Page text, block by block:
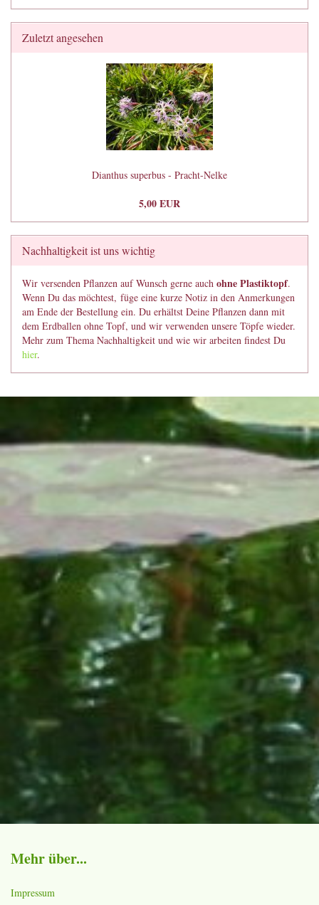
Zuletzt angesehen
Dianthus superbus - Pracht-Nelke
5,00 EUR
Nachhaltigkeit ist uns wichtig
Wir versenden Pflanzen auf Wunsch gerne auch ohne Plastiktopf.
Wenn Du das möchtest, füge eine kurze Notiz in den Anmerkungen
am Ende der Bestellung ein. Du erhältst Deine Pflanzen dann mit
dem Erdballen ohne Topf, und wir verwenden unsere Töpfe wieder.
Mehr zum Thema Nachhaltigkeit und wie wir arbeiten findest Du
hier.
Mehr über...
Impressum